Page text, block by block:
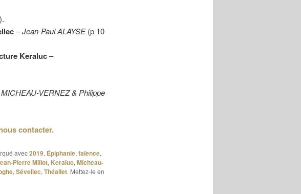
–Jean-Paul ALAYSE(p 10
Keraluc–
VERNEZ & Philippe
contacter.
avec2019, Épiphanie, faïence,
Pierre Millot, Keraluc, Micheau-
, Sévellec, Théallet. Mettez-le en